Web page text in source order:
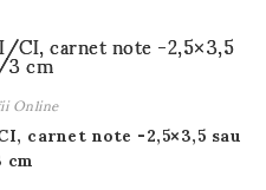
Online
carnet note -2,5×3,5 sau